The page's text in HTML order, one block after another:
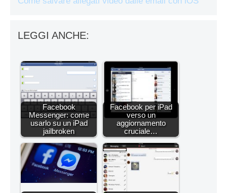
LEGGI ANCHE:
Facebook
Messenger: come
usarlo su un iPad
jailbroken
Facebook per iPad
verso un
aggiornamento
cruciale…